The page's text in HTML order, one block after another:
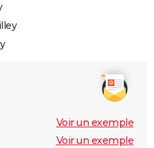
Voir un exemple
Voir un exemple